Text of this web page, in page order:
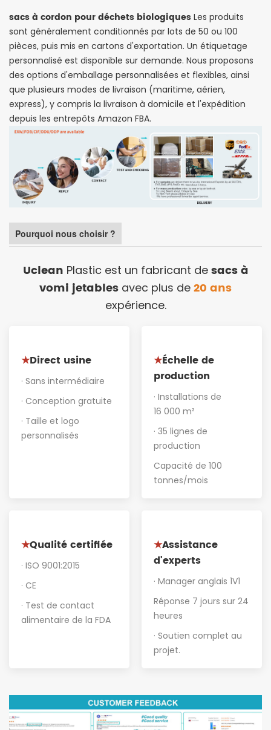
sacs à cordon pour déchets biologiques Les produits
sont généralement conditionnés par lots de 50 ou 100
pièces, puis mis en cartons d'exportation. Un étiquetage
personnalisé est disponible sur demande. Nous proposons
des options d'emballage personnalisées et flexibles, ainsi
que plusieurs modes de livraison (maritime, aérien,
express), y compris la livraison à domicile et l'expédition
depuis les entrepôts Amazon FBA.
Pourquoi nous choisir ?
Uclean Plastic est un fabricant desacs à
vomi jetables avec plus de 20 ans
expérience.
★Direct usine
· Sans intermédiaire
· Conception gratuite
· Taille et logo
personnalisés
★Échelle de
production
· Installations de
16 000 m²
· 35 lignes de
production
Capacité de 100
tonnes/mois
★Qualité certifiée
· ISO 9001:2015
· CE
· Test de contact
alimentaire de la FDA
★Assistance
d'experts
· Manager anglais 1V1
Réponse 7 jours sur 24
heures
· Soutien complet au
projet.